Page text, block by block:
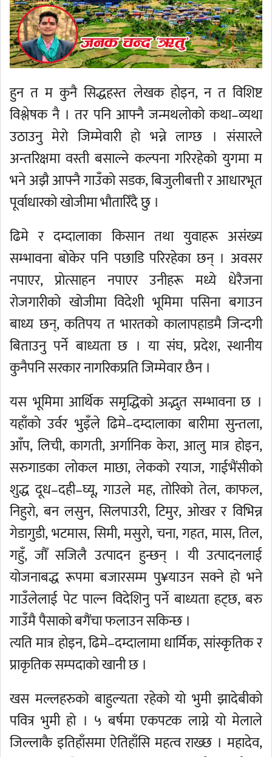
हुन त म कुनै सिद्धहस्त लेखक होइन, न त विशिष्ट
विश्लेषक नै । तर पनि आफ्नै जन्मथलोको कथा–व्यथा
उठाउनु मेरो जिम्मेवारी हो भन्ने लाग्छ । संसारले
अन्तरिक्षमा वस्ती बसाल्ने कल्पना गरिरहेको युगमा म
भने अझै आफ्नै गाउँको सडक, बिजुलीबत्ती र आधारभूत
पूर्वाधारको खोजीमा भौतारिँदै छु ।
ढिमे र दम्दालाका किसान तथा युवाहरू असंख्य
सम्भावना बोकेर पनि पछाडि परिरहेका छन् । अवसर
नपाएर, प्रोत्साहन नपाएर उनीहरू मध्ये धेरैजना
रोजगारीको खोजीमा विदेशी भूमिमा पसिना बगाउन
बाध्य छन्, कतिपय त भारतको कालापहाडमै जिन्दगी
बिताउनु पर्ने बाध्यता छ । या संघ, प्रदेश, स्थानीय
कुनैपनि सरकार नागरिकप्रति जिम्मेवार छैन ।
यस भूमिमा आर्थिक समृद्धिको अद्भुत सम्भावना छ ।
यहाँको उर्वर भुइँले ढिमे–दम्दालाका बारीमा सुन्तला,
आँप, लिची, कागती, अर्गानिक केरा, आलु मात्र होइन,
सरुगाडका लोकल माछा, लेकको रयाज, गाईभैंसीको
शुद्ध दूध–दही–घ्यू, गाउले मह, तोरिको तेल, काफल,
निहुरो, बन लसुन, सिलपाउरी, टिमुर, ओखर र विभिन्न
गेडागुडी, भटमास, सिमी, मसुरो, चना, गहत, मास, तिल,
गहुँ, जौँ सजिलै उत्पादन हुन्छन् । यी उत्पादनलाई
योजनाबद्ध रूपमा बजारसम्म पु¥याउन सक्ने हो भने
गाउँलेलाई पेट पाल्न विदेशिनु पर्ने बाध्यता हट्छ, बरु
गाउँमै पैसाको बगैंचा फलाउन सकिन्छ ।
त्यति मात्र होइन, ढिमे–दम्दालामा धार्मिक, सांस्कृतिक र
प्राकृतिक सम्पदाको खानी छ ।
खस मल्लहरुको बाहुल्यता रहेको यो भुमी झादेबीको
पवित्र भुमी हो । ५ बर्षमा एकपटक लाग्ने यो मेलाले
जिल्लाकै इतिहाँसमा ऐतिहाँसि महत्व राख्छ । महादेव,